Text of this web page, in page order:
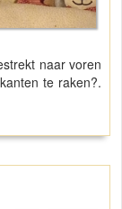
naar voren
te raken?.